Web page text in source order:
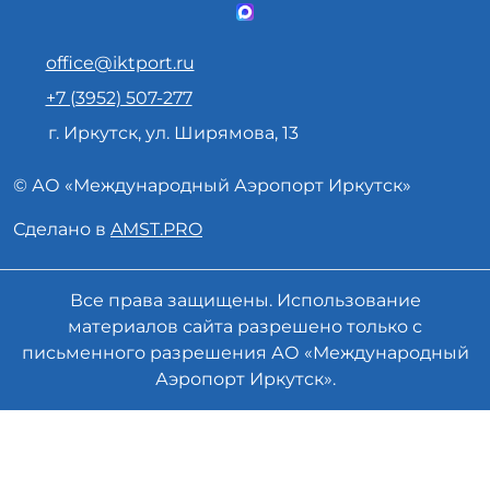
office@iktport.ru
+7 (3952) 507-277
г. Иркутск, ул. Ширямова, 13
© АО «Международный Аэропорт Иркутск»
Сделано в AMST.PRO
Все права защищены. Использование
материалов сайта разрешено только с
письменного разрешения АО «Международный
Аэропорт Иркутск».